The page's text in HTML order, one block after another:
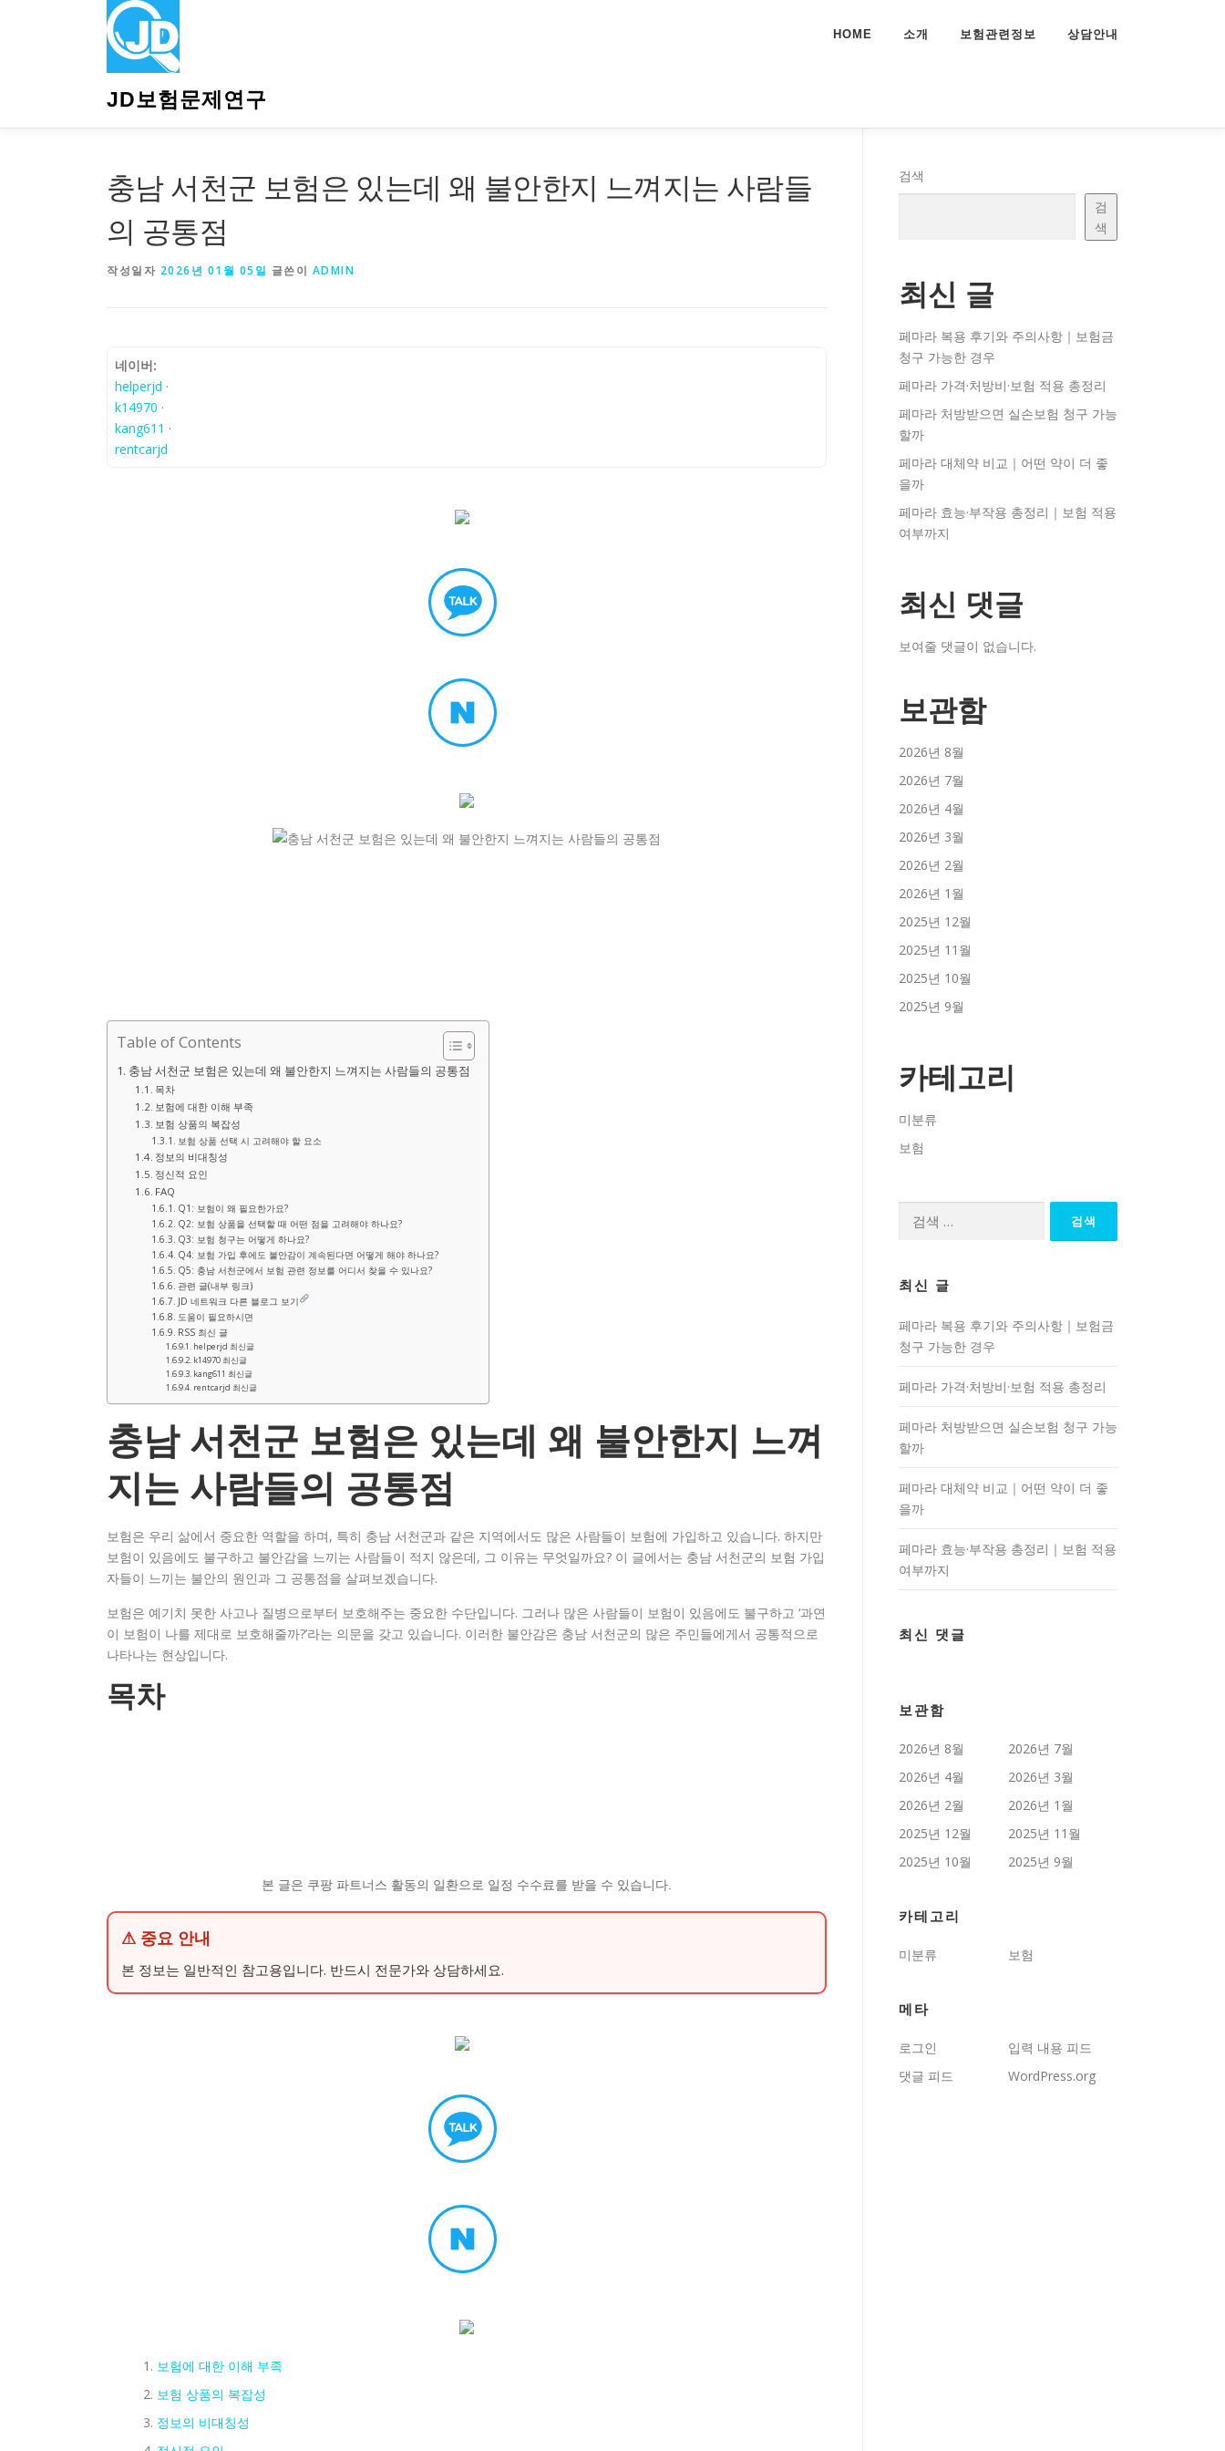
JD보험문제연구
HOME 소개 보험관련정보 상담안내
충남 서천군 보험은 있는데 왜 불안한지 느껴지는 사람들
의 공통점
작성일자 2026년 01월 05일 글쓴이 ADMIN
네이버:
helperjd ·
k14970 ·
kang611 ·
rentcarjd
Table of Contents
충남 서천군 보험은 있는데 왜 불안한지 느껴지는 사람들의 공통점
목차
보험에 대한 이해 부족
보험 상품의 복잡성
보험 상품 선택 시 고려해야 할 요소
정보의 비대칭성
정신적 요인
FAQ
Q1: 보험이 왜 필요한가요?
Q2: 보험 상품을 선택할 때 어떤 점을 고려해야 하나요?
Q3: 보험 청구는 어떻게 하나요?
Q4: 보험 가입 후에도 불안감이 계속된다면 어떻게 해야 하나요?
Q5: 충남 서천군에서 보험 관련 정보를 어디서 찾을 수 있나요?
관련 글(내부 링크)
JD 네트워크 다른 블로그 보기
도움이 필요하시면
RSS 최신 글
helperjd 최신글
k14970 최신글
kang611 최신글
rentcarjd 최신글
충남 서천군 보험은 있는데 왜 불안한지 느껴
지는 사람들의 공통점
보험은 우리 삶에서 중요한 역할을 하며, 특히 충남 서천군과 같은 지역에서도 많은 사람들이 보험에 가입하고 있습니다. 하지만
보험이 있음에도 불구하고 불안감을 느끼는 사람들이 적지 않은데, 그 이유는 무엇일까요? 이 글에서는 충남 서천군의 보험 가입
자들이 느끼는 불안의 원인과 그 공통점을 살펴보겠습니다.
보험은 예기치 못한 사고나 질병으로부터 보호해주는 중요한 수단입니다. 그러나 많은 사람들이 보험이 있음에도 불구하고 ‘과연
이 보험이 나를 제대로 보호해줄까?’라는 의문을 갖고 있습니다. 이러한 불안감은 충남 서천군의 많은 주민들에게서 공통적으로
나타나는 현상입니다.
목차
본 글은 쿠팡 파트너스 활동의 일환으로 일정 수수료를 받을 수 있습니다.
⚠ 중요 안내
본 정보는 일반적인 참고용입니다. 반드시 전문가와 상담하세요.
보험에 대한 이해 부족
보험 상품의 복잡성
정보의 비대칭성
검색
검
색
최신 글
페마라 복용 후기와 주의사항｜보험금
청구 가능한 경우
페마라 가격·처방비·보험 적용 총정리
페마라 처방받으면 실손보험 청구 가능
할까
페마라 대체약 비교｜어떤 약이 더 좋
을까
페마라 효능·부작용 총정리｜보험 적용
여부까지
최신 댓글
보여줄 댓글이 없습니다.
보관함
2026년 8월
2026년 7월
2026년 4월
2026년 3월
2026년 2월
2026년 1월
2025년 12월
2025년 11월
2025년 10월
2025년 9월
카테고리
미분류
보험
최신 글
페마라 복용 후기와 주의사항｜보험금
청구 가능한 경우
페마라 가격·처방비·보험 적용 총정리
페마라 처방받으면 실손보험 청구 가능
할까
페마라 대체약 비교｜어떤 약이 더 좋
을까
페마라 효능·부작용 총정리｜보험 적용
여부까지
최신 댓글
보관함
2026년 8월
2026년 7월
2026년 4월
2026년 3월
2026년 2월
2026년 1월
2025년 12월
2025년 11월
2025년 10월
2025년 9월
카테고리
미분류 보험
메타
로그인
입력 내용 피드
댓글 피드
WordPress.org